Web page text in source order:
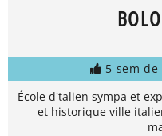
5 sem
École d'talien sympa et
et historique ville